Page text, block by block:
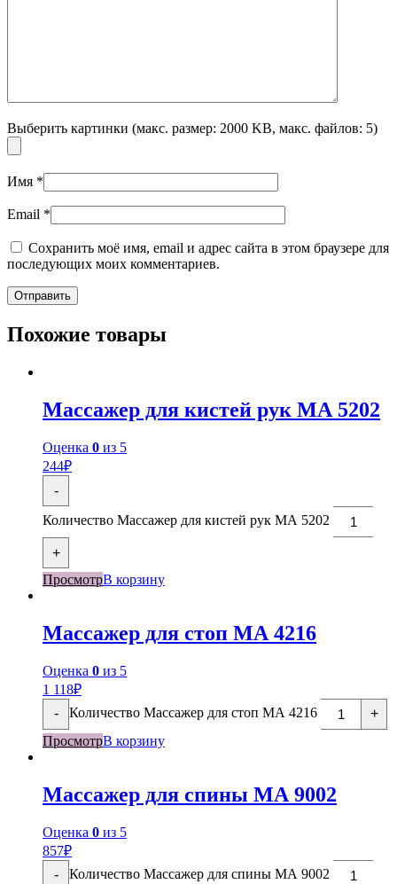
Выберить картинки (макс. размер: 2000 KB, макс. файлов: 5)
Имя *
Email *
Сохранить моё имя, email и адрес сайта в этом браузере для
последующих моих комментариев.
Похожие товары
Массажер для кистей рук МА 5202
Оценка 0 из 5
244₽
-
Количество Массажер для кистей рук МА 5202
+
ПросмотрВ корзину
Массажер для стоп МА 4216
Оценка 0 из 5
1 118₽
-
Количество Массажер для стоп МА 4216
+
ПросмотрВ корзину
Массажер для спины МА 9002
Оценка 0 из 5
857₽
-
Количество Массажер для спины МА 9002